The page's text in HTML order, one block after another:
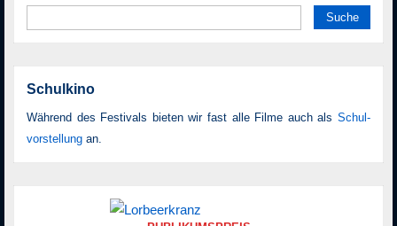
Schulkino
Während des Festivals bieten wir fast alle Filme auch als Schul­
vor­stellung an.